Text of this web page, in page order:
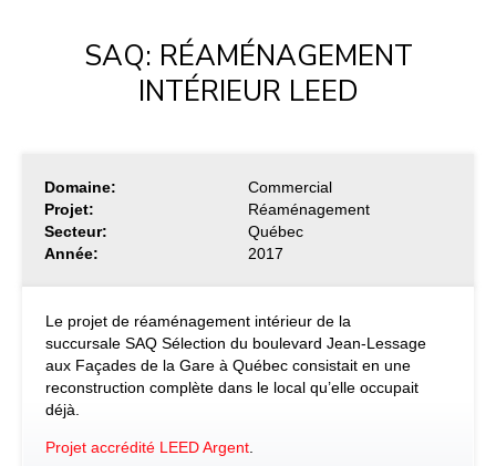
SAQ: RÉAMÉNAGEMENT
INTÉRIEUR LEED
Domaine:
Commercial
Projet:
Réaménagement
Secteur:
Québec
Année:
2017
Le projet de réaménagement intérieur de la
succursale SAQ Sélection du boulevard Jean-Lessage
aux Façades de la Gare à Québec consistait en une
reconstruction complète dans le local qu’elle occupait
déjà.
Projet accrédité LEED Argent.